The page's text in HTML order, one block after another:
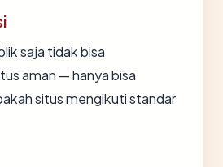
saja tidak bisa
aman — hanya bisa
situs mengikuti standar